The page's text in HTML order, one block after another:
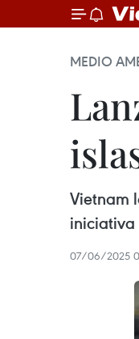
MEDIO
Vietnam
iniciativa
07/06/2025